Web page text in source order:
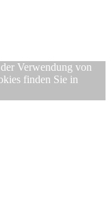
Verwendung von
finden Sie in